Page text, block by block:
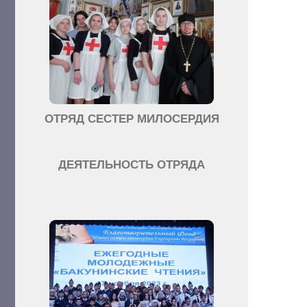
ОТРЯД СЕСТЕР МИЛОСЕРДИЯ
ДЕЯТЕЛЬНОСТЬ ОТРЯДА